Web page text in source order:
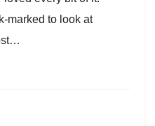
marked to look at